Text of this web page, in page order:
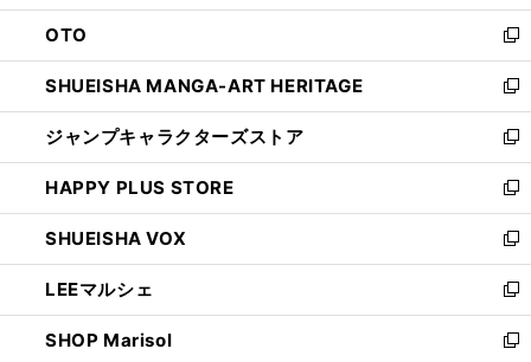
ウ
で
開
く
ン
ド
ウ
で
開
く
OTO
新
し
い
ウ
ィ
ン
ド
ウ
で
開
く
SHUEISHA MANGA-ART HERITAGE
新
し
い
ウ
ィ
ン
ド
ウ
で
開
く
ジャンプキャラクターズストア
新
し
い
ウ
ィ
ン
ド
ウ
で
HAPPY PLUS STORE
新
し
い
ウ
ィ
ン
ド
SHUEISHA VOX
新
し
い
ウ
ィ
LEEマルシェ
新
し
い
SHOP Marisol
新